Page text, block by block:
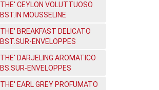
THE' CEYLON VOLUTTUOSO
BST.IN MOUSSELINE
THE' BREAKFAST DELICATO
BST.SUR-ENVELOPPES
THE' DARJELING AROMATICO
BS.SUR-ENVELOPPES
THE' EARL GREY PROFUMATO